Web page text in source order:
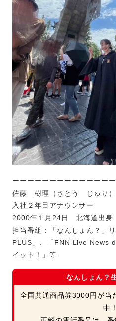
ーーーーーーーーーーーーー
佐藤 樹理（さとう じゅり）
入社２年目アナウンサー
2000年１月 24日 北海道出身
担当番組：「なんしょん？」
PLUS 」、「FNN Live News
イット！」等
なんしょん？
全国共通商品券3000円が当
中！